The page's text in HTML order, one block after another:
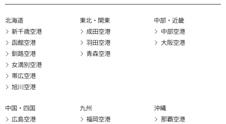
北海道
新千歳空港
函館空港
釧路空港
女満別空港
帯広空港
旭川空港
東北・関東
成田空港
羽田空港
青森空港
中部・近畿
中部空港
大阪空港
中国・四国
広島空港
九州
福岡空港
沖縄
那覇空港